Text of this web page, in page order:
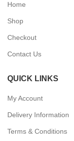
Home
Shop
Checkout
Contact Us
QUICK LINKS
My Account
Delivery Information
Terms & Conditions